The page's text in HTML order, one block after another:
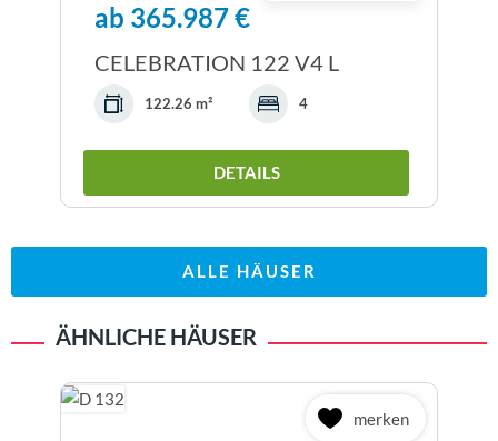
ab 365.987 €
CELEBRATION 122 V4 L
122.26 m² 4
DETAILS
ALLE HÄUSER
ÄHNLICHE HÄUSER
merken